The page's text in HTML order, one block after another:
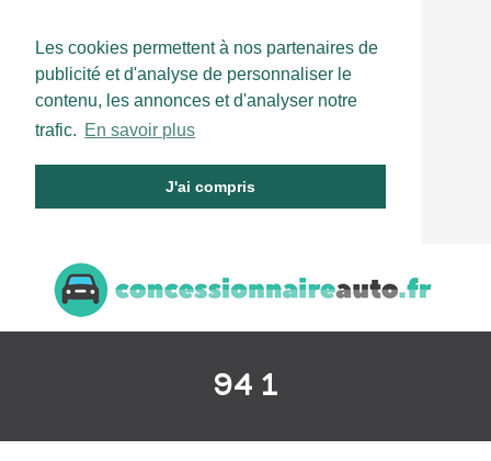
Les cookies permettent à nos partenaires de
publicité et d'analyse de personnaliser le
contenu, les annonces et d'analyser notre
trafic. En savoir plus
J'ai compris
94 1